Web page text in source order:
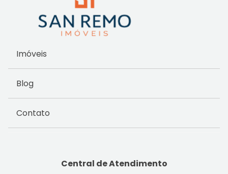
Imóveis
Blog
Contato
Central de Atendimento